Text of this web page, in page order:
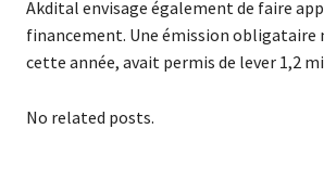
Akdital envisage également de faire
financement. Une émission obligataire
cette année, avait permis de lever 1,2
No related posts.